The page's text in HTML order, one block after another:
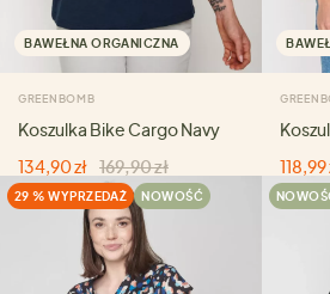
BAWEŁNA ORGANICZNA
GREENBOMB
Koszulka Bike Cargo Navy
134,90 zł 169,90 zł
118,99
29 % WYPRZEDAŻ NOWOŚĆ